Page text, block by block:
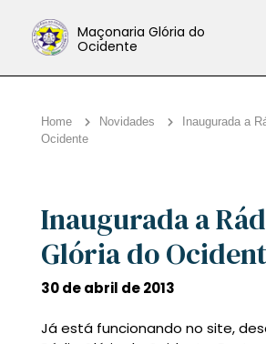
Maçonaria Glória do
Ocidente
Home Novidades
Inaugurada a
Ocidente
Inaugurada a
Glória do
30 de abril de 2013
Já está funcionando no site,